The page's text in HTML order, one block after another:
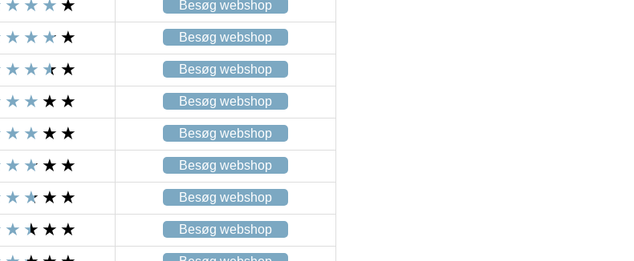
Besøg webshop
Besøg webshop
Besøg webshop
Besøg webshop
Besøg webshop
Besøg webshop
Besøg webshop
Besøg webshop